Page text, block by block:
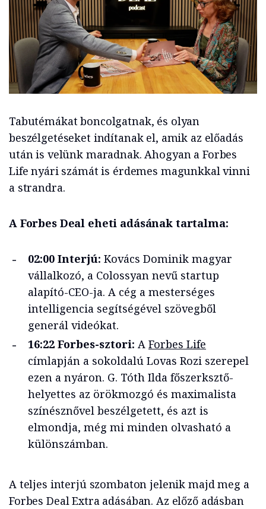
Tabutémákat boncolgatnak, és olyan
beszélgetéseket indítanak el, amik az előadás
után is velünk maradnak. Ahogyan a Forbes
Life nyári számát is érdemes magunkkal vinni
a strandra.
A Forbes Deal eheti adásának tartalma:
02:00 Interjú: Kovács Dominik magyar
vállalkozó, a Colossyan nevű startup
alapító-CEO-ja. A cég a mesterséges
intelligencia segítségével szövegből
generál videókat.
16:22 Forbes-sztori: A Forbes Life
címlapján a sokoldalú Lovas Rozi szerepel
ezen a nyáron. G. Tóth Ilda főszerksztő-
helyettes az örökmozgó és maximalista
színésznővel beszélgetett, és azt is
elmondja, még mi minden olvasható a
különszámban.
A teljes interjú szombaton jelenik majd meg a
Forbes Deal Extra adásában. Az előző adásban